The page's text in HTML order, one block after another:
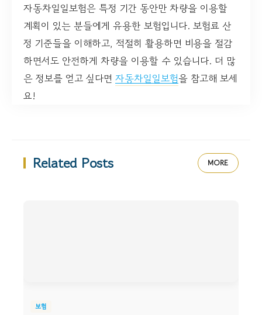
자동차일일보험은 특정 기간 동안만 차량을 이용할
계획이 있는 분들에게 유용한 보험입니다. 보험료 산
정 기준들을 이해하고, 적절히 활용하면 비용을 절감
하면서도 안전하게 차량을 이용할 수 있습니다. 더 많
은 정보를 얻고 싶다면 자동차일일보험을 참고해 보세
요!
Related Posts MORE
보험